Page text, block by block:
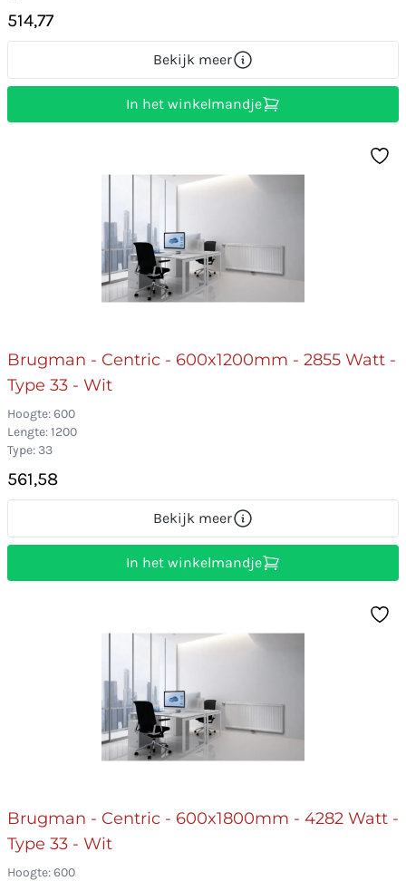
514,77
Bekijk meer
In het winkelmandje
Brugman - Centric - 600x1200mm - 2855 Watt -
Type 33 - Wit
Hoogte: 600
Lengte: 1200
Type: 33
561,58
Bekijk meer
In het winkelmandje
Brugman - Centric - 600x1800mm - 4282 Watt -
Type 33 - Wit
Hoogte: 600